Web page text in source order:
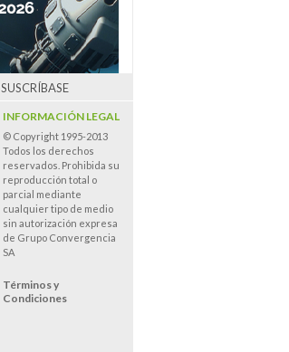
SUSCRÍBASE
INFORMACIÓN LEGAL
© Copyright 1995-2013
Todos los derechos
reservados. Prohibida su
reproducción total o
parcial mediante
cualquier tipo de medio
sin autorización expresa
de Grupo Convergencia
SA
Términos y
Condiciones